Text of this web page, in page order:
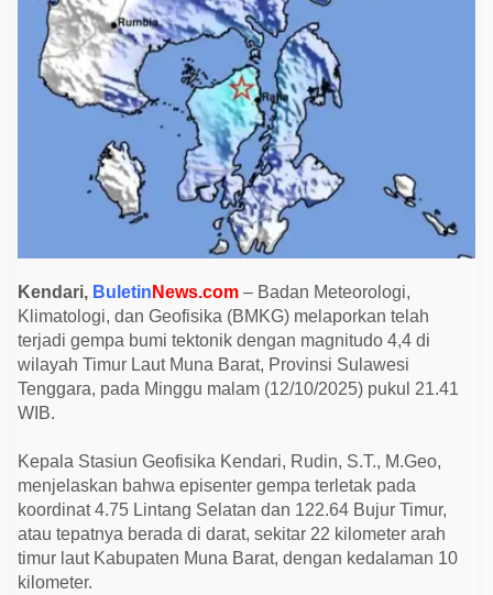
a
4
,
4
S
R
T
r
a
d
a
B
a
r
a
t
,
W
a
D
m
i
t
Kendari, Buletin News.com – Badan Meteorologi,
Klimatologi, dan Geofisika (BMKG) melaporkan telah
terjadi gempa bumi tektonik dengan magnitudo 4,4 di
wilayah Timur Laut Muna Barat, Provinsi Sulawesi
Tenggara, pada Minggu malam (12/10/2025) pukul 21.41
WIB.
Kepala Stasiun Geofisika Kendari, Rudin, S.T., M.Geo,
menjelaskan bahwa episenter gempa terletak pada
koordinat 4.75 Lintang Selatan dan 122.64 Bujur Timur,
atau tepatnya berada di darat, sekitar 22 kilometer arah
timur laut Kabupaten Muna Barat, dengan kedalaman 10
kilometer.